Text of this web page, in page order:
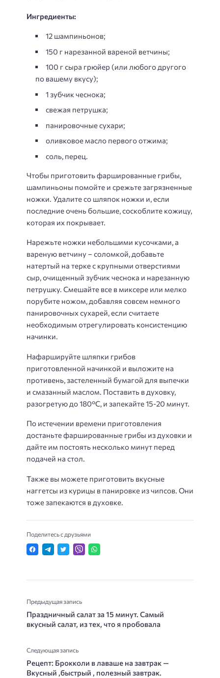
Ингредиенты:
12 шампиньонов;
150 г нарезанной вареной ветчины;
100 г сыра грюйер (или любого другого
по вашему вкусу);
1 зубчик чеснока;
свежая петрушка;
панировочные сухари;
оливковое масло первого отжима;
соль, перец.
Чтобы приготовить фаршированные грибы,
шампиньоны помойте и срежьте загрязненные
ножки. Удалите со шляпок ножки и, если
последние очень большие, соскоблите кожицу,
которая их покрывает.
Нарежьте ножки небольшими кусочками, а
вареную ветчину – соломкой, добавьте
натертый на терке с крупными отверстиями
сыр, очищенный зубчик чеснока и нарезанную
петрушку. Смешайте все в миксере или мелко
порубите ножом, добавляя совсем немного
панировочных сухарей, если считаете
необходимым отрегулировать консистенцию
начинки.
Нафаршируйте шляпки грибов
приготовленной начинкой и выложите на
противень, застеленный бумагой для выпечки
и смазанный маслом. Поставить в духовку,
разогретую до 180°С, и запекайте 15-20 минут.
По истечении времени приготовления
достаньте фаршированные грибы из духовки и
дайте им постоять несколько минут перед
подачей на стол.
Также вы можете приготовить вкусные
наггетсы из курицы в панировке из чипсов. Они
тоже запекаются в духовке.
Поделитесь с друзьями
Предыдущая запись
Праздничный салат за 15 минут. Самый
вкусный салат, из тех, что я пробовала
Следующая запись
Рецепт: Брокколи в лаваше на завтрак —
Вкусный ,быстрый , полезный завтрак.